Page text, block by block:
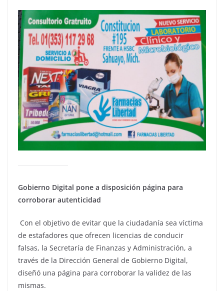
Gobierno Digital pone a disposición página para
corroborar autenticidad
Con el objetivo de evitar que la ciudadanía sea víctima
de estafadores que ofrecen licencias de conducir
falsas, la Secretaría de Finanzas y Administración, a
través de la Dirección General de Gobierno Digital,
diseñó una página para corroborar la validez de las
mismas.